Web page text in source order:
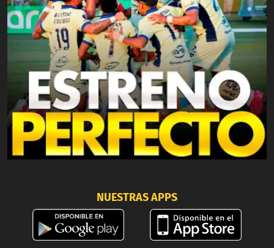
NUESTRAS APPS